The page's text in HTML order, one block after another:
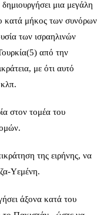
μια μεγάλη
κατά μήκος των συνόρων
των ισραηλινών
από την
με ότι αυτό
στον τομέα του
της ειρήνης, να
Υεμένη.
άξονα κατά του